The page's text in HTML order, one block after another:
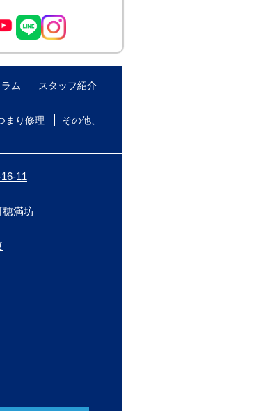
ム
スタッフ紹介
まり修理
その他、
11
穂満坊